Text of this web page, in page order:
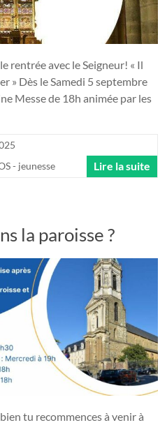
rentrée avec le Seigneur! « Il
» Dès le Samedi 5 septembre
Messe de 18h animée par les
- jeunesse Lire la suite
la paroisse ?
tu recommences à venir à